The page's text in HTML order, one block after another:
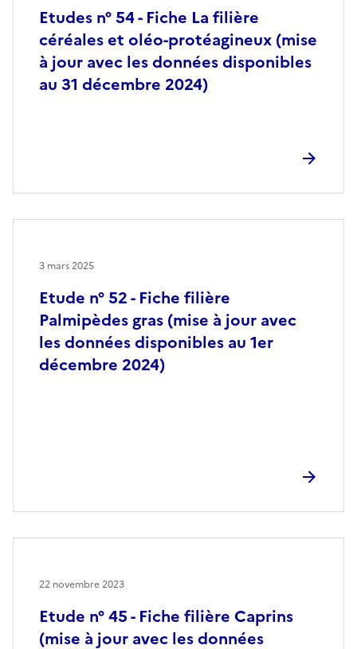
Etudes n° 54 - Fiche La filière
céréales et oléo-protéagineux (mise
à jour avec les données disponibles
au 31 décembre 2024)
Etude n° 52 - Fiche filière
Palmipèdes gras (mise à jour avec
les données disponibles au 1er
décembre 2024)
3 mars 2025
Etude n° 45 - Fiche filière Caprins
(mise à jour avec les données
22 novembre 2023